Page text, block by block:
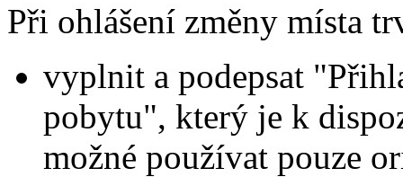
Při ohlášení změny místa
vyplnit a podepsat
pobytu", který je k
možné používat pouze